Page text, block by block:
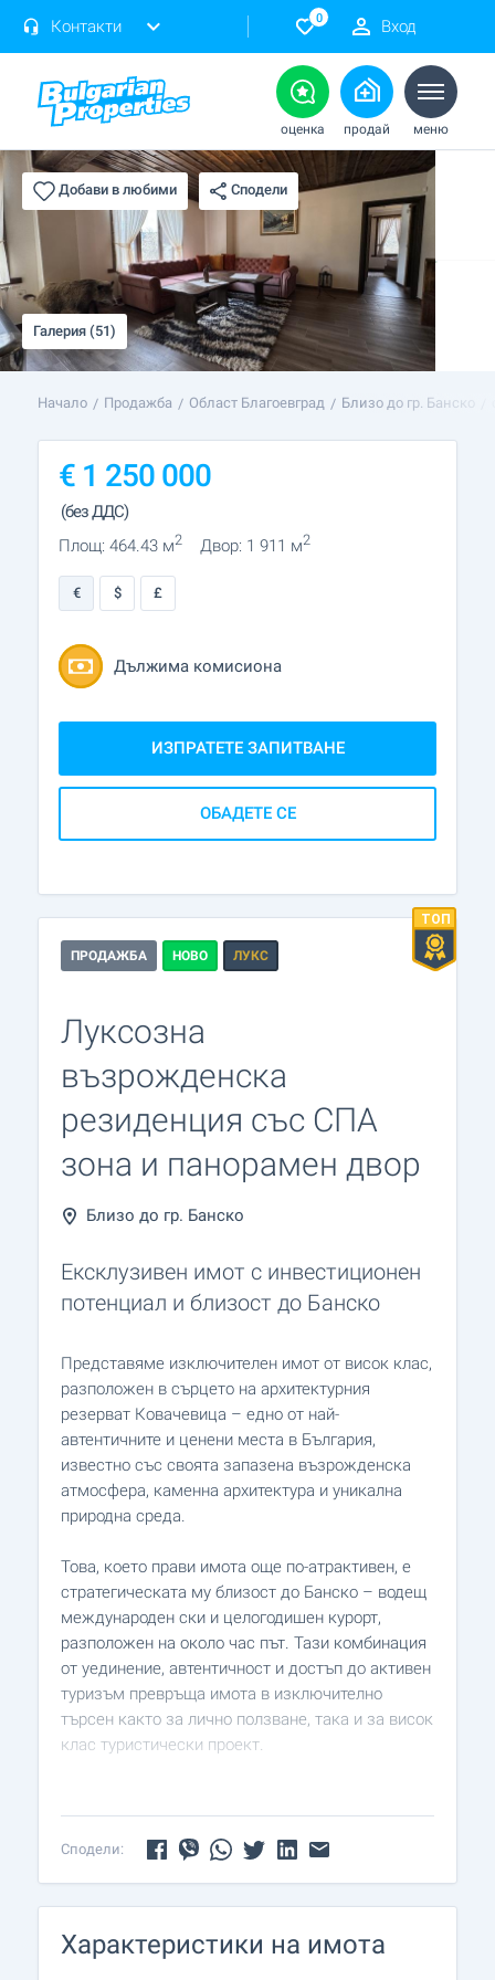
Контакти 0 Вход
оценка продай меню
Добави в любими Сподели
Галерия (51)
Начало Продажба Област Благоевград Близо до гр. Банско
€ 1 250 000
(без ДДС)
Площ: 464.43 м2 Двор: 1 911 м2
€ $ £
Дължима комисиона
ИЗПРАТЕТЕ ЗАПИТВАНЕ
ОБАДЕТЕ СЕ
ПРОДАЖБА НОВО ЛУКС
Луксозна
възрожденска
резиденция със СПА
зона и панорамен двор
Близо до гр. Банско
Ексклузивен имот с инвестиционен
потенциал и близост до Банско
Представяме изключителен имот от висок клас,
разположен в сърцето на архитектурния
резерват Ковачевица – едно от най-
автентичните и ценени места в България,
известно със своята запазена възрожденска
атмосфера, каменна архитектура и уникална
природна среда.
Това, което прави имота още по-атрактивен, е
стратегическата му близост до Банско – водещ
международен ски и целогодишен курорт,
разположен на около час път. Тази комбинация
от уединение, автентичност и достъп до активен
туризъм превръща имота в изключително
търсен както за лично ползване, така и за висок
клас туристически проект.
документи 464.43 кв.м (реално около 640 кв.м),
разположена в парцел с обща площ 1911 кв.м,
Сподели:
Характеристики на имота